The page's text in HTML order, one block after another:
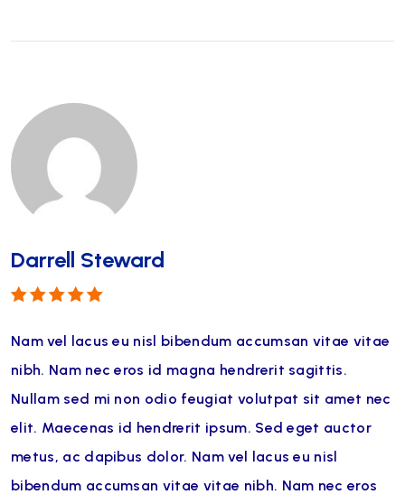
Darrell Steward
sur 5
Nam vel lacus eu nisl bibendum accumsan vitae vitae
nibh. Nam nec eros id magna hendrerit sagittis.
Nullam sed mi non odio feugiat volutpat sit amet nec
elit. Maecenas id hendrerit ipsum. Sed eget auctor
metus, ac dapibus dolor. Nam vel lacus eu nisl
bibendum accumsan vitae vitae nibh. Nam nec eros